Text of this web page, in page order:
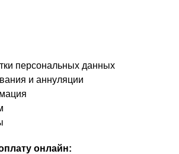
персональных данных
и аннуляции
онлайн: